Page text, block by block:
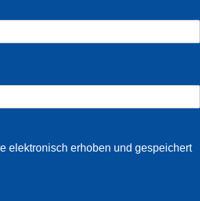
elektronisch erhoben und gespeichert